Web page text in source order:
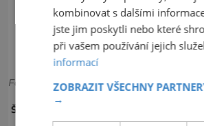
Foto:
ŠTÍTKY:
kombinovat s dalšími
jste jim poskytli nebo které
při vašem používání jejich
informací
ZOBRAZIT VŠECHNY
→